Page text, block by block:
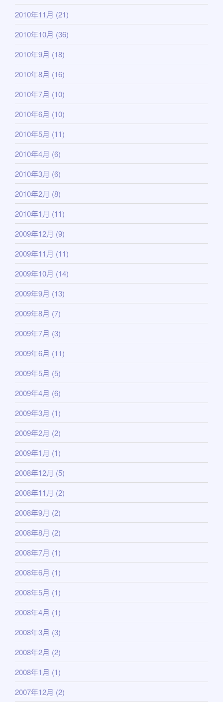
2010年11月 (21)
2010年10月 (36)
2010年9月 (18)
2010年8月 (16)
2010年7月 (10)
2010年6月 (10)
2010年5月 (11)
2010年4月 (6)
2010年3月 (6)
2010年2月 (8)
2010年1月 (11)
2009年12月 (9)
2009年11月 (11)
2009年10月 (14)
2009年9月 (13)
2009年8月 (7)
2009年7月 (3)
2009年6月 (11)
2009年5月 (5)
2009年4月 (6)
2009年3月 (1)
2009年2月 (2)
2009年1月 (1)
2008年12月 (5)
2008年11月 (2)
2008年9月 (2)
2008年8月 (2)
2008年7月 (1)
2008年6月 (1)
2008年5月 (1)
2008年4月 (1)
2008年3月 (3)
2008年2月 (2)
2008年1月 (1)
2007年12月 (2)